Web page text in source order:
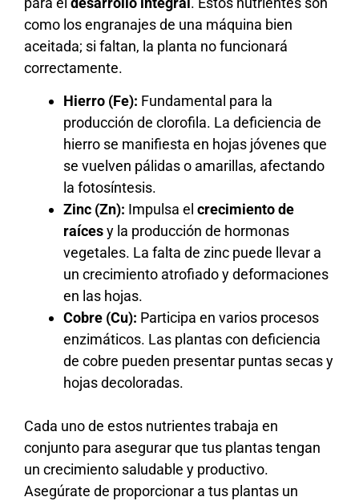
como los engranajes de una máquina bien
aceitada; si faltan, la planta no funcionará
correctamente.
Hierro (Fe): Fundamental para la
producción de clorofila. La deficiencia de
hierro se manifiesta en hojas jóvenes que
se vuelven pálidas o amarillas, afectando
la fotosíntesis.
Zinc (Zn): Impulsa el crecimiento de
raícesy la producción de hormonas
vegetales. La falta de zinc puede llevar a
un crecimiento atrofiado y deformaciones
en las hojas.
Cobre (Cu): Participa en varios procesos
enzimáticos. Las plantas con deficiencia
de cobre pueden presentar puntas secas y
hojas decoloradas.
Cada uno de estos nutrientes trabaja en
conjunto para asegurar que tus plantas tengan
un crecimiento saludable y productivo.
Asegúrate de proporcionar a tus plantas un